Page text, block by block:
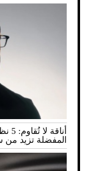
المفضلة تزيد